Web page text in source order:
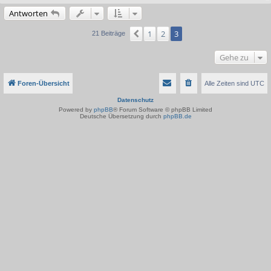
Antworten
21 Beiträge Vorherige
1 2 3
Gehe zu
Foren-Übersicht Alle Zeiten sind UTC
Datenschutz
Powered by phpBB® Forum Software © phpBB Limited
Deutsche Übersetzung durch phpBB.de